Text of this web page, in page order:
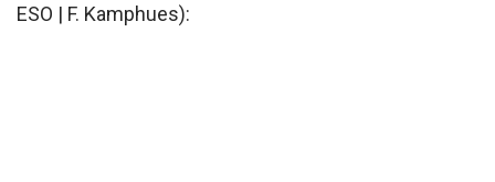
ESO | F. Kamphues):